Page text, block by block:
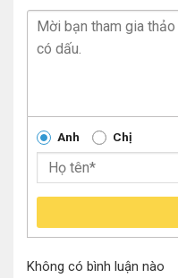
Anh Chị
Không có bình luận nào